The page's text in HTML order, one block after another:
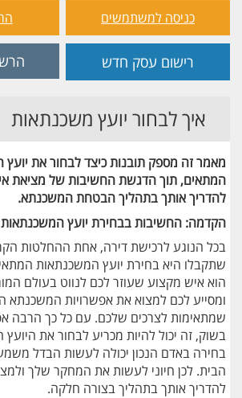
כניסה למשתמשים
רישום עסק חדש
איך לבחור יועץ משכנתאות
מאמר זה מספק תובנות כיצד לבחור את
המתאים, תוך הדגשת החשיבות של מציאת
להדריך אותך בתהליך הבטחת המשכנתא.
הקדמה: החשיבות בבחירת יועץ המשכנתאות
בכל הנוגע לרכישת דירה, אחת ההחלטות
שתקבלו היא בחירת יועץ המשכנתאות
הוא איש מקצוע שעוזר לכם לנווט בעולם
ומסייע לכם למצוא את אפשרויות המשכנתא
שמתאימות לצרכים שלכם. עם כל כך הרבה
בשוק, זה יכול להיות מכריע לבחור את
בחירה באדם הנכון יכולה לעשות הבדל
הבית. לכן חיוני לעשות את המחקר שלך
להדריך אותך בתהליך בצורה חלקה.